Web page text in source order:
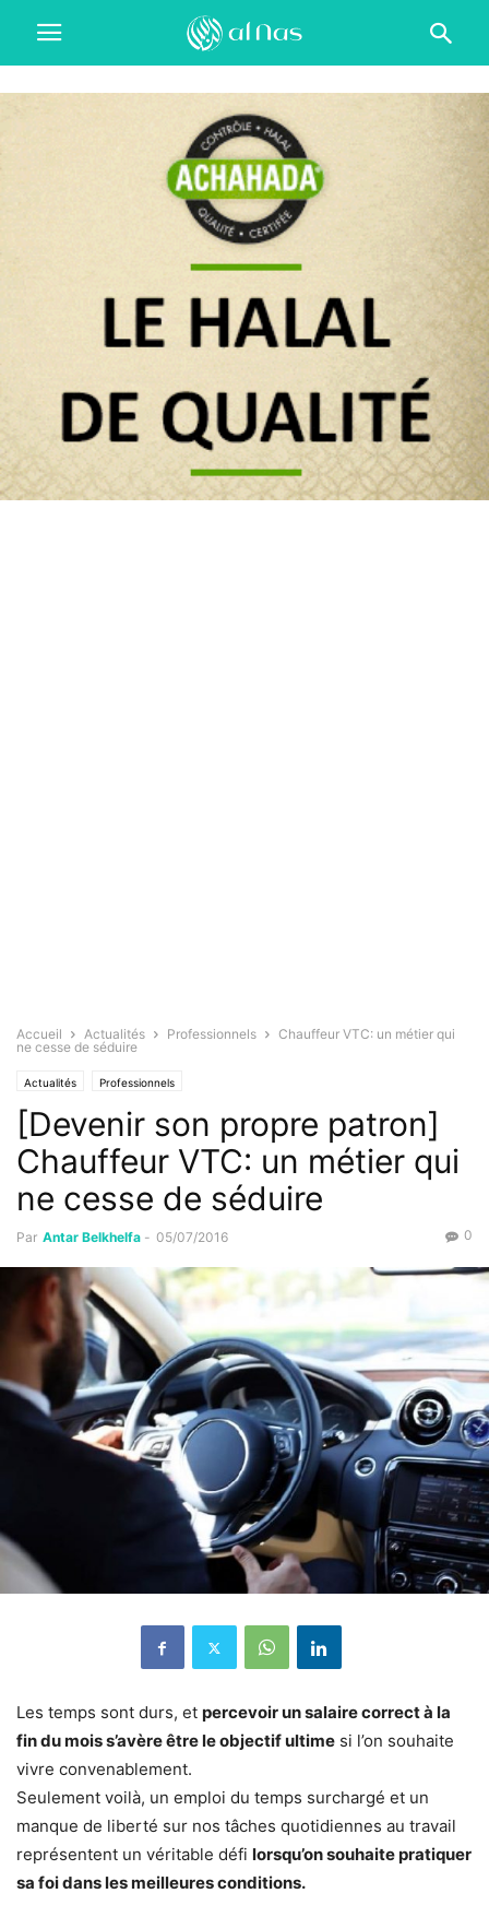
Accueil Actualités Professionnels
Chauffeur VTC: un métier qui
ne cesse de séduire
Actualités Professionnels
[Devenir son propre patron]
Chauffeur VTC: un métier qui
ne cesse de séduire
Par Antar Belkhelfa - 05/07/2016 0
Les temps sont durs, et percevoir un salaire correct à la
fin du mois s’avère être le objectif ultime si l’on souhaite
vivre convenablement.
Seulement voilà, un emploi du temps surchargé et un
manque de liberté sur nos tâches quotidiennes au travail
représentent un véritable défi lorsqu’on souhaite pratiquer
sa foi dans les meilleures conditions.